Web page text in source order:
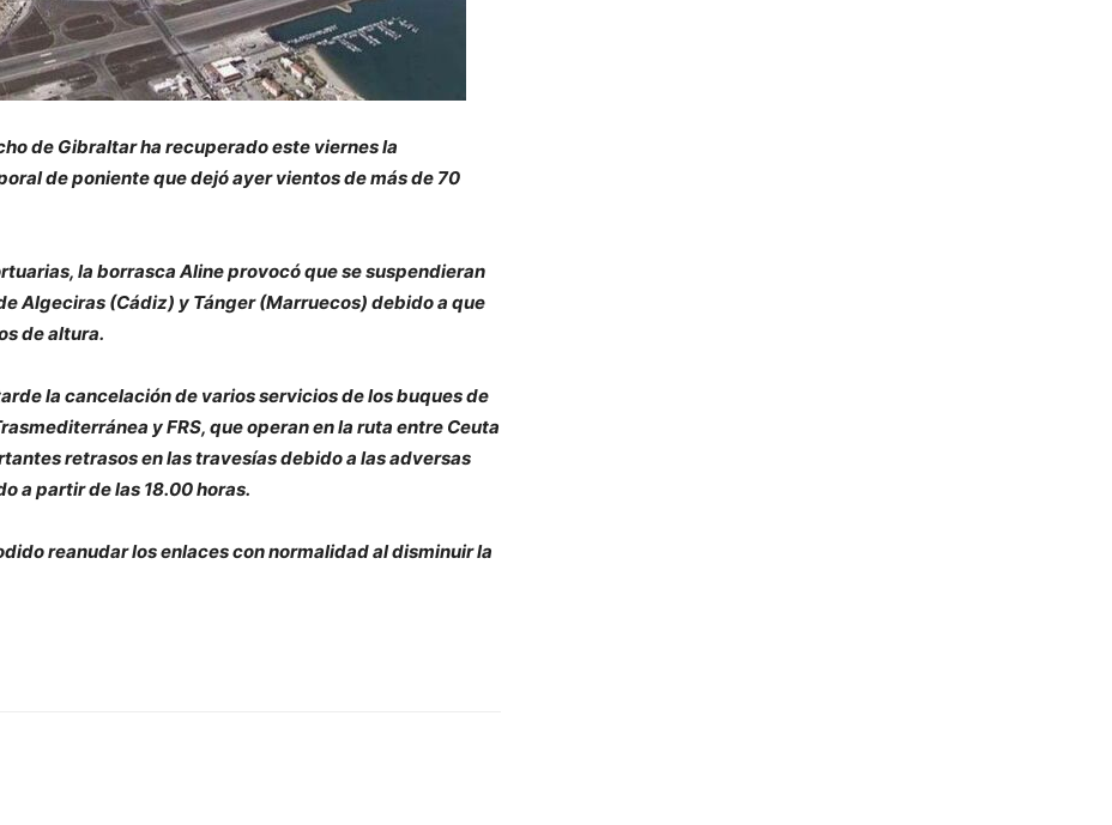
de Gibraltar ha recuperado este viernes la
de poniente que dejó ayer vientos de más de 70
la borrasca Aline provocó que se suspendieran
Algeciras (Cádiz) y Tánger (Marruecos) debido a que
de altura.
la cancelación de varios servicios de los buques de
y FRS, que operan en la ruta entre Ceuta
retrasos en las travesías debido a las adversas
a partir de las 18.00 horas.
reanudar los enlaces con normalidad al disminuir la